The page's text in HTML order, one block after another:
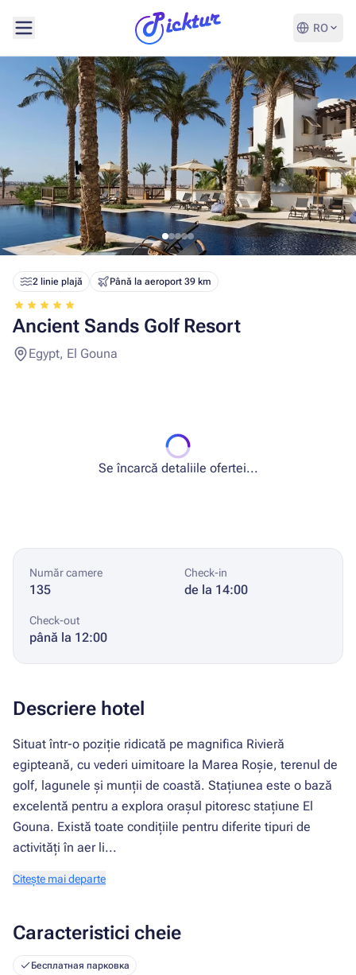
RO
2 linie plajă Până la aeroport 39 km
Ancient Sands Golf Resort
Egypt, El Gouna
Se încarcă detaliile ofertei...
Număr camere
135
Check-in
de la 14:00
Check-out
până la 12:00
Descriere hotel
Situat într-o poziție ridicată pe magnifica Rivieră
egipteană, cu vederi uimitoare la Marea Roșie, terenul de
golf, lagunele și munții de coastă. Stațiunea este o bază
excelentă pentru a explora orașul pitoresc stațiune El
Gouna. Există toate condițiile pentru diferite tipuri de
activități în aer li...
Citește mai departe
Caracteristici cheie
Бесплатная парковка